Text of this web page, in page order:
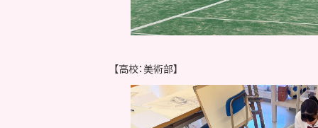
【高校：美術部】